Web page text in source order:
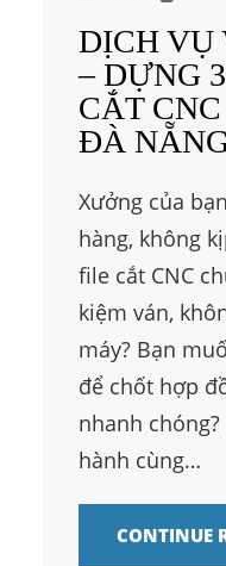
DỊCH VỤ
– DỰNG
CẮT
ĐÀ
Xưởng của
hàng, không
file cắt CNC
kiệm ván,
máy? Bạn
để chốt hợp
nhanh
hành cùng…
CONTINUE